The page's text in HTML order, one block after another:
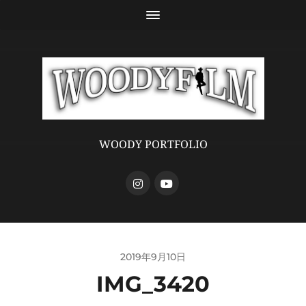
WOODY PORTFOLIO
2019年9月10日
IMG_3420